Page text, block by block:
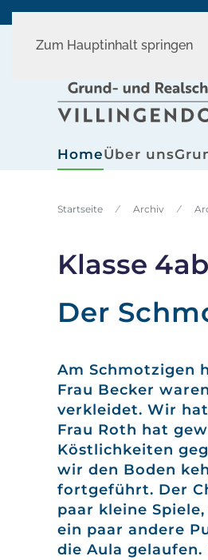
Zum Hauptinhalt springen
HomeÜber uns
Startseite Archiv
Klasse
Der
Am Schmotzigen
Frau Becker
verkleidet. Wir
Frau Roth hat
Köstlichkeiten
wir den Boden
fortgeführt. Der
paar kleine
ein paar andere
die Aula